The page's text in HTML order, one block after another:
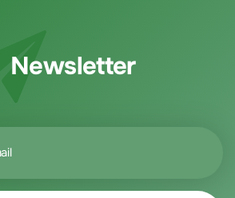
Newsletter